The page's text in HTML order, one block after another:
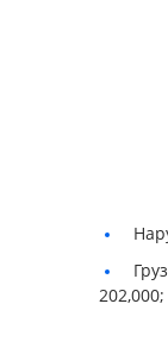
202,000;